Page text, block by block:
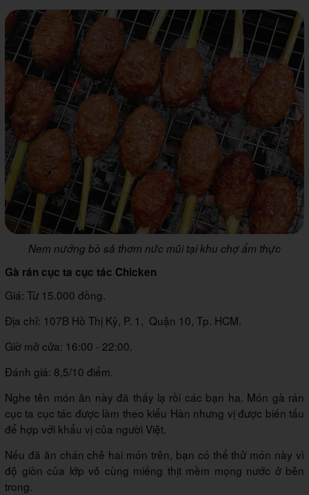
Nem nướng bò sả thơm nức mũi tại khu chợ ẩm thực
Gà rán cục ta cục tác Chicken
Giá: Từ 15.000 đồng.
Địa chỉ: 107B Hồ Thị Kỷ, P. 1, Quận 10, Tp. HCM.
Giờ mở cửa: 16:00 - 22:00.
Đánh giá: 8,5/10 điểm.
Nghe tên món ăn này đã thấy lạ rồi các bạn ha. Món gà rán
cục ta cục tác được làm theo kiểu Hàn nhưng vị được biến tấu
để hợp với khẩu vị của người Việt.
Nếu đã ăn chán chê hai món trên, bạn có thể thử món này vì
độ giòn của lớp vỏ cùng miếng thịt mềm mọng nước ở bên
trong.